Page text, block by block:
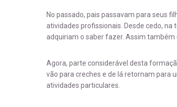
No passado, pais passavam para seus
atividades profissionais. Desde cedo,
adquiriam o saber fazer. Assim também
Agora, parte considerável desta
vão para creches e de lá retornam para
atividades particulares.